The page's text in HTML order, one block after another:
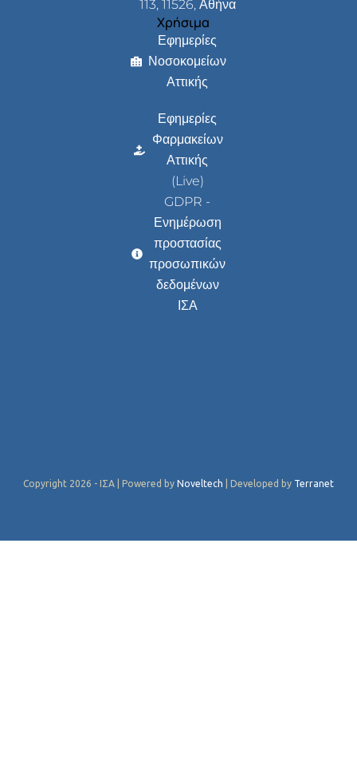
113, 11526, Αθήνα
Χρήσιμα
Εφημερίες
Νοσοκομείων
Αττικής
Εφημερίες
Φαρμακείων
Αττικής
(Live)
GDPR -
Ενημέρωση
προστασίας
προσωπικών
δεδομένων
ΙΣΑ
Copyright 2026 - ΙΣΑ | Powered by Noveltech | Developed by Terranet